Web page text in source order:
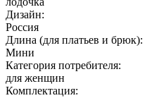
Дизайн:
Россия
Длина (для платьев и брюк):
Мини
Категория потребителя:
для женщин
Комплектация: